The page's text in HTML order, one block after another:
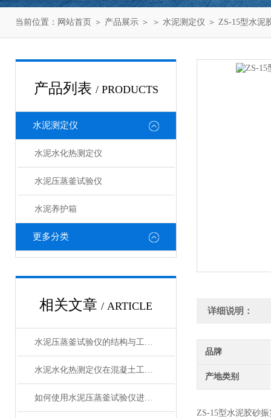
当前位置： 网站首页 ＞ 产品展示 ＞ ＞ 水泥测定仪 ＞ ZS-15型水泥
产品列表 / PRODUCTS
水泥测定仪
水泥水化热测定仪
水泥压蒸釜试验仪
水泥养护箱
更多分类
相关文章 / ARTICLE
水泥压蒸釜试验仪的结构与工作原理解析
水泥水化热测定仪在混凝土工程中的应用
如何使用水泥压蒸釜试验仪进行水泥蒸养试验？
详细说明：
品牌
产地类别
ZS-15型水泥胶砂振